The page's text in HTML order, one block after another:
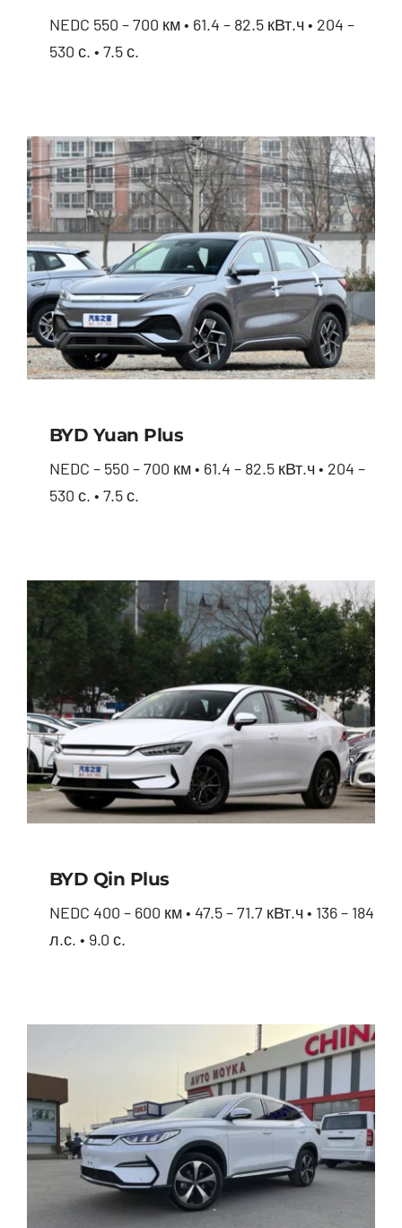
NEDC 550 – 700 км • 61.4 – 82.5 кВт.ч • 204 –
530 с. • 7.5 с.
BYD Yuan Plus
NEDC – 550 – 700 км • 61.4 – 82.5 кВт.ч • 204 –
530 с. • 7.5 с.
BYD Qin Plus
NEDC 400 – 600 км • 47.5 – 71.7 кВт.ч • 136 – 184
л.с. • 9.0 с.